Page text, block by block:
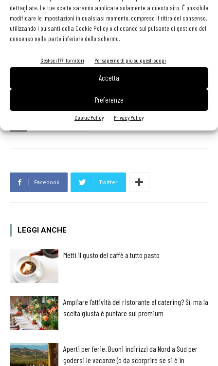
dettagliate. Le tue scelte saranno applicate solamente a questo sito. È possibile
modificare le impostazioni in qualsiasi momento, compreso il ritiro del consenso,
utilizzando i pulsanti della Cookie Policy o cliccando sul pulsante di gestione del
consenso nella parte inferiore dello schermo.
Gestisci 1771 fornitori Per saperne di più su questi scopi
Accetta
Preferenze
Cookie Policy Privacy Policy
Facebook Twitter
LEGGI ANCHE
Metti il gusto del caffè a tutto pasto
Ampliare l’attività del ristorante al catering? Sì, ma la
scelta giusta è puntare sul premium
Aperti per ferie. Buoni indirizzi da Nord a Sud per
godersi le vacanze (o da scorprire se si è in